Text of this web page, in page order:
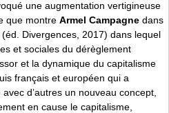
une augmentation vertigineuse
que montre Armel Campagne dans
(éd. Divergences, 2017) dans lequel
et sociales du dérèglement
et la dynamique du capitalisme
français et européen qui a
d’autres un nouveau concept,
en cause le capitalisme,